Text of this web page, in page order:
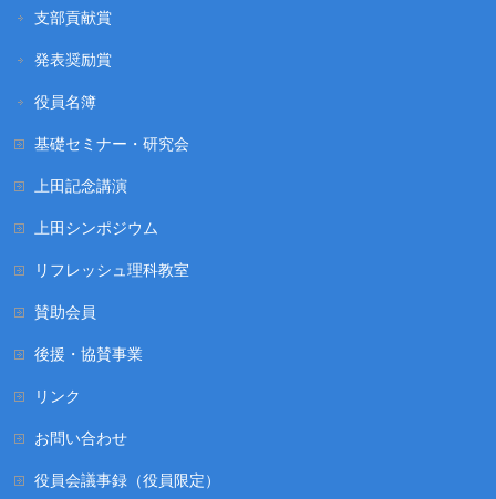
支部貢献賞
発表奨励賞
役員名簿
基礎セミナー・研究会
上田記念講演
上田シンポジウム
リフレッシュ理科教室
賛助会員
後援・協賛事業
リンク
お問い合わせ
役員会議事録（役員限定）